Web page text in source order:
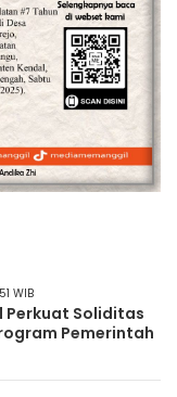
WIB
Perkuat Soliditas
Pemerintah